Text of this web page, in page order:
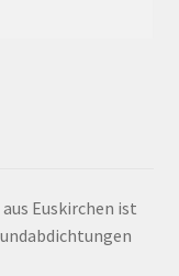
Euskirchen ist